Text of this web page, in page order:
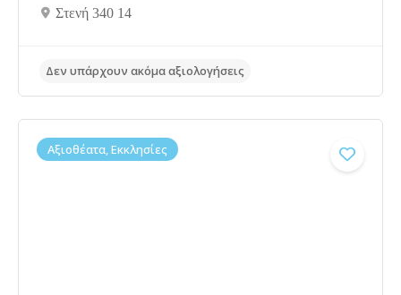
Στενή 340 14
Αξιοθέατα, Εκκλησίες